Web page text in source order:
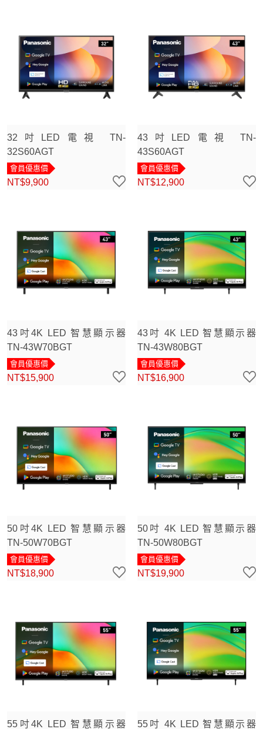
32吋LED電視 TN-
32S60AGT
會員優惠價
NT$9,900
43吋LED電視 TN-
43S60AGT
會員優惠價
NT$12,900
43吋4K LED 智慧顯示器
TN-43W70BGT
會員優惠價
NT$15,900
43吋 4K LED 智慧顯示器
TN-43W80BGT
會員優惠價
NT$16,900
50吋4K LED 智慧顯示器
TN-50W70BGT
會員優惠價
NT$18,900
50吋 4K LED 智慧顯示器
TN-50W80BGT
會員優惠價
NT$19,900
55吋4K LED 智慧顯示器 55吋 4K LED 智慧顯示器